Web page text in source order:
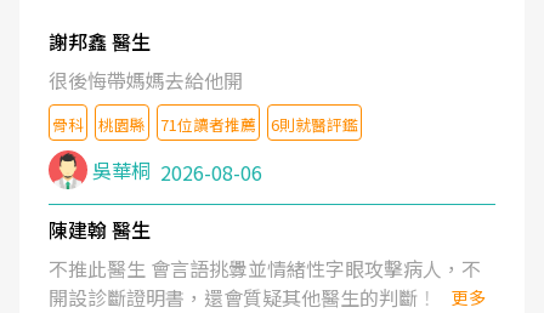
謝邦鑫 醫生
很後悔帶媽媽去給他開
骨科 桃園縣 71位讀者推薦 6則就醫評鑑
吳華桐 2026-08-06
陳建翰 醫生
不推此醫生 會言語挑釁並情緒性字眼攻擊病人，不
開設診斷證明書，還會質疑其他醫生的判斷！
更多